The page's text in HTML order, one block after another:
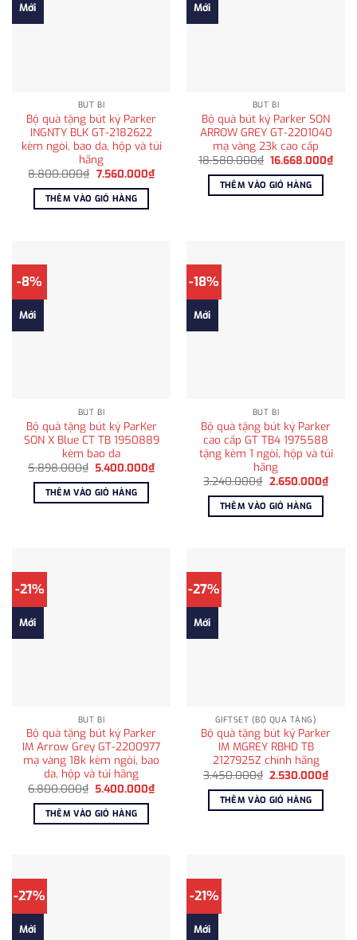
Mới
BÚT BI
Bộ quà tặng bút ký Parker
INGNTY BLK GT-2182622
kèm ngòi, bao da, hộp và túi
hãng
8.800.000₫ Giá
là:
8.800.000₫.
7.560.000₫Giá
THÊM VÀO GIỎ HÀNG
Mới
BÚT BI
Bộ quà bút ký Parker SON
ARROW GREY GT-2201040
mạ vàng 23k cao cấp
18.580.000₫ Giá
là:
18.580.000₫.
16.668.000₫Giá
THÊM VÀO GIỎ HÀNG
-8%
Mới
BÚT BI
Bộ quà tặng bút ký ParKer
SON X Blue CT TB 1950889
kèm bao da
5.898.000₫ Giá
là:
5.898.000₫.
5.400.000₫Giá
hiện
THÊM VÀO GIỎ HÀNG
-18%
Mới
BÚT BI
Bộ quà tặng bút ký Parker
cao cấp GT TB4 1975588
tặng kèm 1 ngòi, hộp và túi
hãng
3.240.000₫ Giá
là:
3.240.000₫.
2.650.000₫Giá
hiện
THÊM VÀO GIỎ HÀNG
-21%
Mới
BÚT BI
Bộ quà tặng bút ký Parker
IM Arrow Grey GT-2200977
mạ vàng 18k kèm ngòi, bao
da, hộp và túi hãng
6.800.000₫ Giá
là:
6.800.000₫.
5.400.000₫Giá
hiện
THÊM VÀO GIỎ HÀNG
-27%
Mới
GIFTSET (BỘ QUÀ TẶNG)
Bộ quà tặng bút ký Parker
IM MGREY RBHD TB
2127925Z chính hãng
3.450.000₫ Giá
là:
3.450.000₫.
2.530.000₫Giá
hiện
THÊM VÀO GIỎ HÀNG
-27%
Mới
-21%
Mới